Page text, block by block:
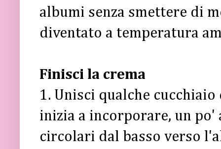
albumi senza smettere di
diventato a temperatura
Finisci la crema
1. Unisci qualche
inizia a incorporare, un
circolari dal basso verso